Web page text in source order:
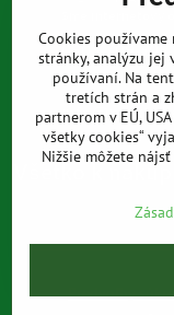
Sme internetový
0903 709 305
(08:00 - 20:00
Všetko k
Predvoľby
Cookies
stránky, analýzu jej
používaní. Na
tretích strán a
partnerom v EÚ,
všetky cookies“
Nižšie môžete